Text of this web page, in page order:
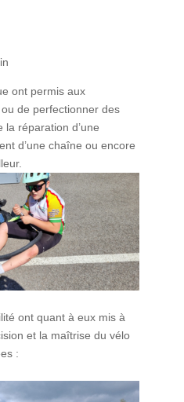
ont permis aux
de perfectionner des
la réparation d’une
d’une chaîne ou encore
ont quant à eux mis à
et la maîtrise du vélo
: